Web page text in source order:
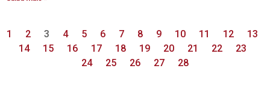
1 2 3 4 5 6 7 8 9 10 11 12
13
14
15 16 17 18 19 20 21 22
23
24
25 26 27 28